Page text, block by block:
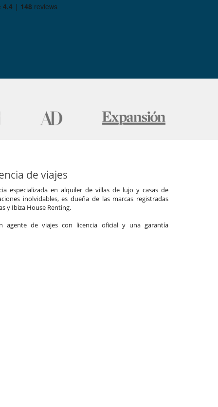
de viajes
especializada en alquiler de villas de lujo y casas de
inolvidables, es dueña de las marcas registradas
y Ibiza House Renting.
agente de viajes con licencia oficial y una garantía